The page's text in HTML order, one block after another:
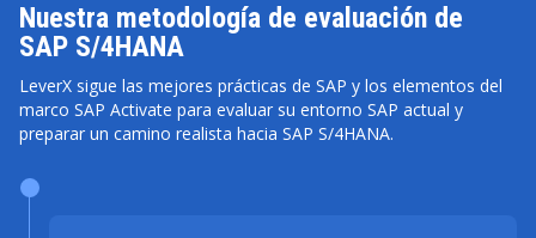
Nuestra metodología de evaluación de
SAP S/4HANA
LeverX sigue las mejores prácticas de SAP y los elementos del
marco SAP Activate para evaluar su entorno SAP actual y
preparar un camino realista hacia SAP S/4HANA.